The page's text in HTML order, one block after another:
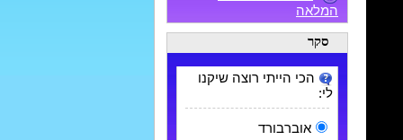
המלאה
סקר
הכי הייתי רוצה שיקנו
לי:
אוברבורד